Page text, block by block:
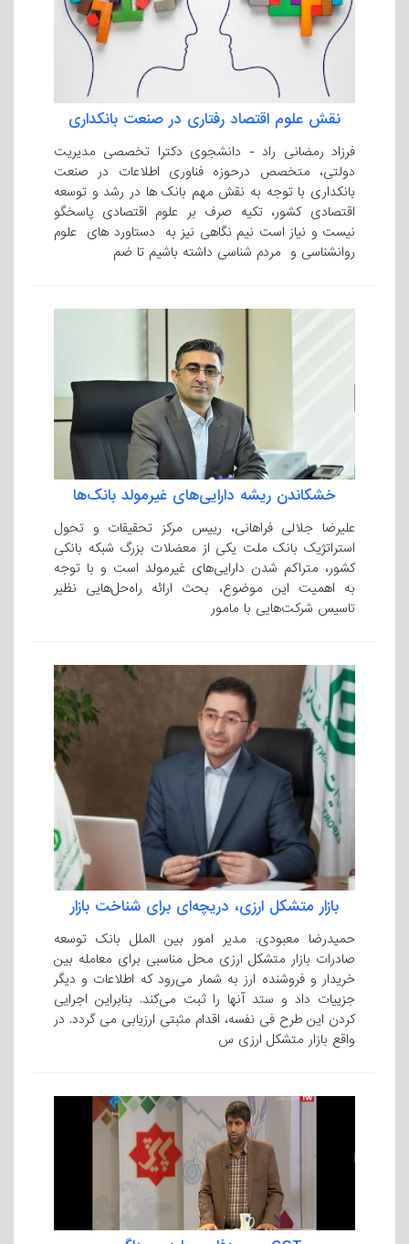
نقش علوم اقتصاد رفتاری در صنعت بانکداری
فرزاد رمضانی راد - دانشجوی دکترا تخصصی مدیریت
دولتی، متخصص درحوزه فناوری اطلاعات در صنعت
بانکداری با توجه به نقش مهم بانک ها در رشد و توسعه
اقتصادی کشور، تکیه صرف بر علوم اقتصادی پاسخگو
نیست و نیاز است نیم نگاهی نیز به دستاورد های علوم
روانشناسی و مردم شناسی داشته باشیم تا ضم
خشکاندن ریشه دارایی‌های غیرمولد بانک‌ها
علیرضا جلالی فراهانی، رییس مرکز تحقیقات و تحول
استراتژیک بانک ملت یکی از معضلات بزرگ شبکه بانکی
کشور، متراکم شدن دارایی‌­های غیرمولد است و با توجه
به اهمیت این موضوع، بحث ارائه راه‌حل­‌هایی نظیر
تاسیس شرکت­‌هایی با مامور
بازار متشکل ارزی، دریچه‌ای برای شناخت بازار
حمیدرضا معبودی: مدیر امور بین الملل بانک توسعه
صادرات بازار متشکل ارزی محل مناسبی برای معامله بین
خریدار و فروشنده ارز به شمار می‌رود که اطلاعات و دیگر
جزییات داد و ستد آنها را ثبت می‌کند. بنابراین اجرایی
کردن این طرح فی نفسه، اقدام مثبتی ارزیابی می گردد. در
واقع بازار متشکل ارزی س